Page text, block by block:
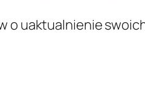
o uaktualnienie